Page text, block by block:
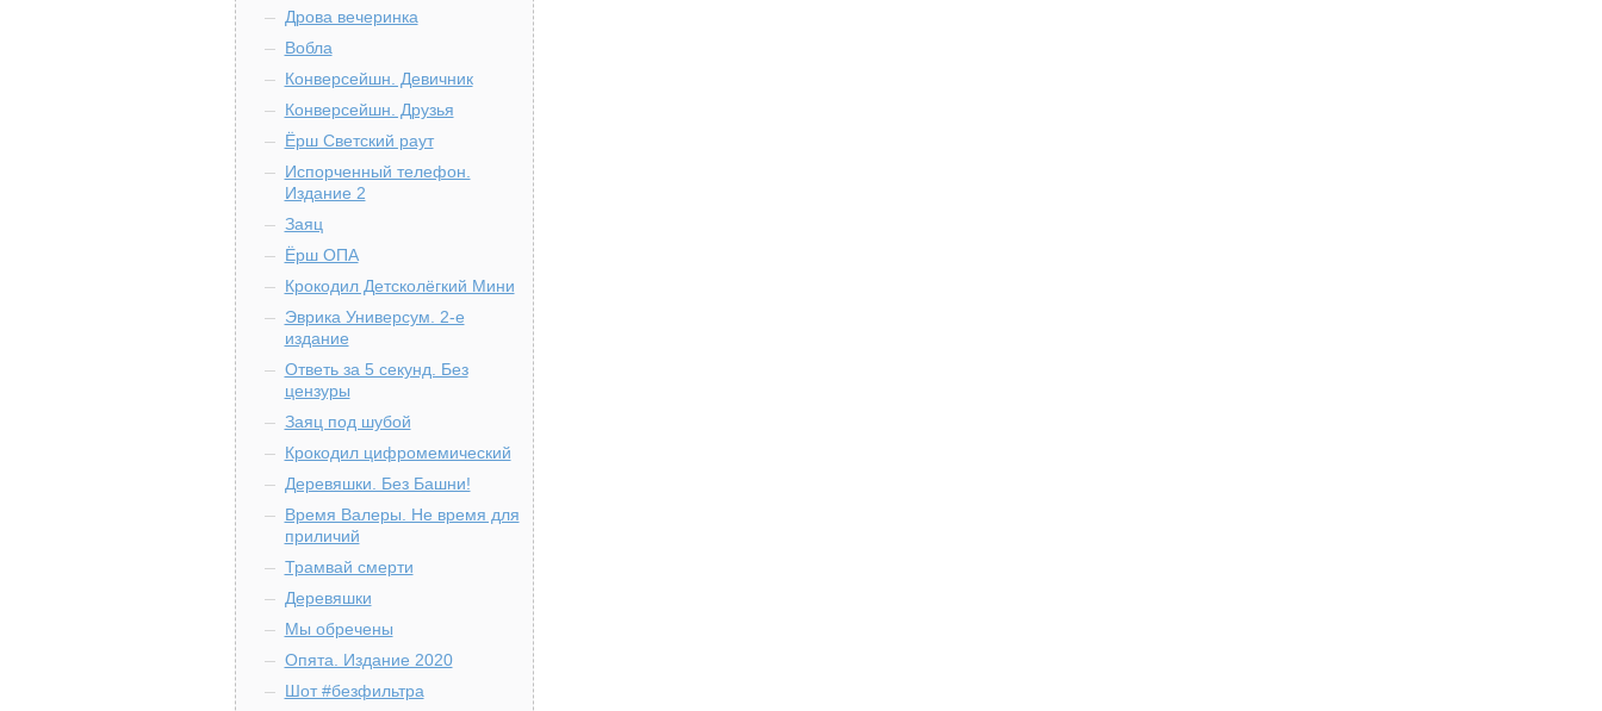
Дрова вечеринка
Вобла
Конверсейшн. Девичник
Конверсейшн. Друзья
Ёрш Светский раут
Испорченный телефон.
Издание 2
Заяц
Ёрш ОПА
Крокодил Детсколёгкий Мини
Эврика Универсум. 2-е
издание
Ответь за 5 секунд. Без
цензуры
Заяц под шубой
Крокодил цифромемический
Деревяшки. Без Башни!
Время Валеры. Не время для
приличий
Трамвай смерти
Деревяшки
Мы обречены
Опята. Издание 2020
Шот #безфильтра